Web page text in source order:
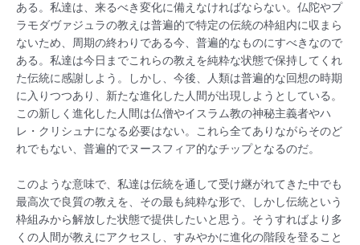
ある。私達は、来るべき変化に備えなければならない。仏陀やプ
ラモダヴァジュラの教えは普遍的で特定の伝統の枠組内に収まら
ないため、周期の終わりである今、普遍的なものにすべきなので
ある。私達は今日までこれらの教えを純粋な状態で保持してくれ
た伝統に感謝しよう。しかし、今後、人類は普遍的な回想の時期
に入りつつあり、新たな進化した人間が出現しようとしている。
この新しく進化した人間は仏僧やイスラム教の神秘主義者やハ
レ・クリシュナになる必要はない。これら全てありながらそのど
れでもない、普遍的でヌースフィア的なチップとなるのだ。
このような意味で、私達は伝統を通して受け継がれてきた中でも
最高次で良質の教えを、その最も純粋な形で、しかし伝統という
枠組みから解放した状態で提供したいと思う。そうすればより多
くの人間が教えにアクセスし、すみやかに進化の階段を登ること